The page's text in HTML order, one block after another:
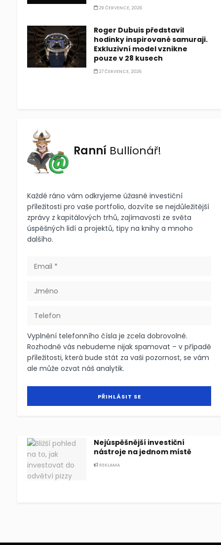
29 ČERVENCE, 2026
Roger Dubuis představil
hodinky inspirované samuraji.
Exkluzivní model vznikne
pouze v 28 kusech
27 ČERVENCE, 2026
Ranní Bullionář!
Každé ráno vám odkryjeme úžasné investiční
příležitosti pro vaše portfolio, dozvíte se nejdůležitější
zprávy z kapitálových trhů, zajímavosti ze světa
úspěšných lidí a projektů, tipy na knihy a mnoho
dalšího.
Vyplnění telefonního čísla je zcela dobrovolné.
Rozhodně vás nebudeme nijak spamovat – v případě
příležitosti, která bude stát za vaši pozornost, se vám
ale může ozvat náš analytik.
Nejúspěšnější investiční
nástroje na jednom místě
REKLAMA